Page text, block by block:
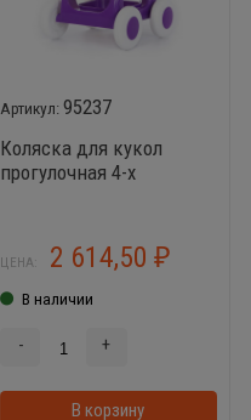
В корзинке
95237
Коляска для кукол
прогулочная 4-х
ЦЕНА: 2 614,50₽
В наличии
- +
В корзину